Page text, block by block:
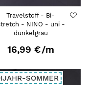
Travelstoff - Bi-
- NINO - uni -
dunkelgrau
16,99 €/m
SOMMER